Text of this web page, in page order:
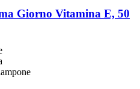
Giorno Vitamina E, 50